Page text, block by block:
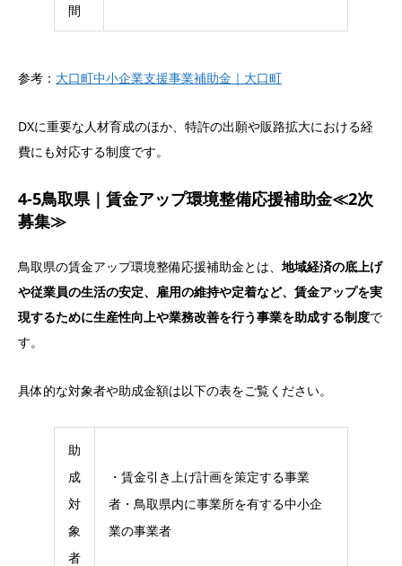
間
参考： 大口町中小企業支援事業補助金｜大口町
DXに重要な人材育成のほか、特許の出願や販路拡大における経
費にも対応する制度です。
4-5鳥取県｜賃金アップ環境整備応援補助金≪2次
募集≫
鳥取県の賃金アップ環境整備応援補助金とは、 地域経済の底上げ
や従業員の生活の安定、雇用の維持や定着など、賃金アップを実
現するために生産性向上や業務改善を行う事業を助成する制度で
す。
具体的な対象者や助成金額は以下の表をご覧ください。
助
成
対
象
者
・賃金引き上げ計画を策定する事業
者・鳥取県内に事業所を有する中小企
業の事業者